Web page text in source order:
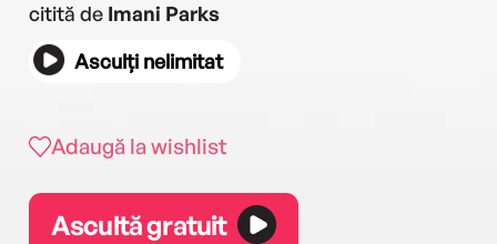
citită de Imani Parks
Asculți nelimitat
Adaugă la wishlist
Ascultă gratuit